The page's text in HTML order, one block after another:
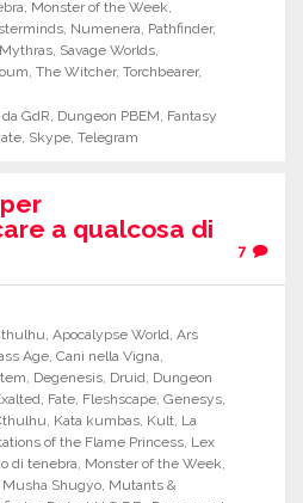
, Monster of the Week,
, Numenera, Pathfinder,
, Savage Worlds,
, The Witcher, Torchbearer,
GdR, Dungeon PBEM, Fantasy
, Skype, Telegram
a qualcosa di
7
,Apocalypse World,Ars
Age, Cani nella Vigna,
, Degenesis, Druid, Dungeon
, Fate, Fleshscape, Genesys,
, Kata kumbas, Kult, La
of the Flame Princess, Lex
di tenebra, Monster of the Week,
Musha Shugyo, Mutants &